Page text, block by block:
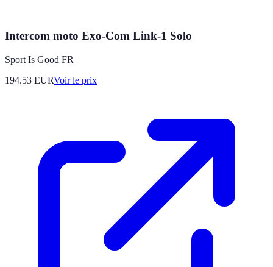
Intercom moto Exo-Com Link-1 Solo
Sport Is Good FR
194.53 EURVoir le prix